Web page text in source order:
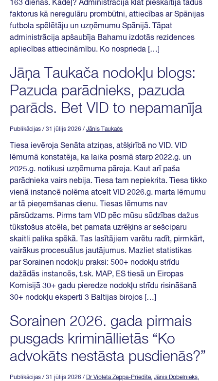
163 dienas. Kādēļ? Administrācija klāt pieskaitīja tādus
faktorus kā neregulāru prombūtni, attiecības ar Spānijas
futbola spēlētāju un uzņēmumu Spānijā. Tāpat
administrācija apšaubīja Bahamu izdotās rezidences
apliecības attiecināmību. Ko nosprieda […]
Jāņa Taukača nodokļu blogs:
Pazuda parādnieks, pazuda
parāds. Bet VID to nepamanīja
Publikācijas / 31 jūlijs 2026 / Jānis Taukačs
Tiesa ievēroja Senāta atziņas, atšķirībā no VID. VID
lēmumā konstatēja, ka laika posmā starp 2022.g. un
2025.g. notikusi uzņēmuma pāreja. Kaut arī paša
parādnieka vairs nebija. Tiesa tam nepiekrita. Tiesa tikko
vienā instancē nolēma atcelt VID 2026.g. marta lēmumu
ar tā pieņemšanas dienu. Tiesas lēmums nav
pārsūdzams. Pirms tam VID pēc mūsu sūdzības dažus
tūkstošus atcēla, bet pamata uzrēķins ar sešciparu
skaitli palika spēkā. Tas lasītājiem varētu radīt, pirmkārt,
vairākus procesuālus jautājumus. Mazliet statistikas
par Sorainen nodokļu praksi: 500+ nodokļu strīdu
dažādās instancēs, t.sk. MAP, ES tiesā un Eiropas
Komisijā 30+ gadu pieredze nodokļu strīdu risināšanā
30+ nodokļu eksperti 3 Baltijas birojos […]
Sorainen 2026. gada pirmais
pusgads krimināllietās “Ko
advokāts nestāsta pusdienās?”
Publikācijas / 31 jūlijs 2026 / Dr Violeta Zeppa-Priedīte, Jānis Dobelnieks,